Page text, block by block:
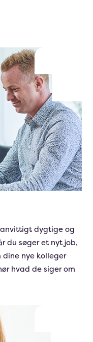
dygtige og
du søger et nyt job,
nye kolleger
hvad de siger om